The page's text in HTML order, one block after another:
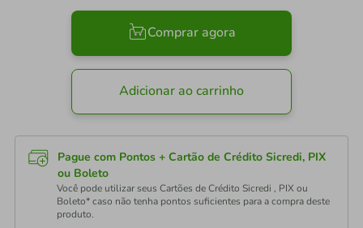
Comprar agora
Adicionar ao carrinho
Pague com Pontos + Cartão de Crédito Sicredi, PIX
ou Boleto
Você pode utilizar seus Cartões de Crédito Sicredi , PIX ou
Boleto* caso não tenha pontos suficientes para a compra deste
produto.